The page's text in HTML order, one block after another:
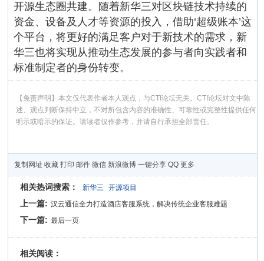
开源生态圈共建。随着新华三对区块链技术持续的
资金、设备及人才等资源的投入，借助‘超级账本’这
个平台，将更好的满足客户对于新技术的需求，新
华三也将实现从推动生态发展的参与者向实践者和
标准制定者的身份转变。
【免责声明】本文仅代表作者本人观点，与CTI论坛无关。CTI论坛对文中陈
述、观点判断保持中立，不对所包含内容的准确性、可靠性或完整性提供任何
明示或暗示的保证。请读者仅作参考，并请自行承担全部责任。
复制网址 收藏 打印 邮件 微信 新浪微博 一键分享 QQ 更多
相关热词搜索： 新华三 开源项目
上一篇: 汉云通信全力打造酒店客服系统，解决传统企业客服难题
下一篇: 最后一页
相关阅读：